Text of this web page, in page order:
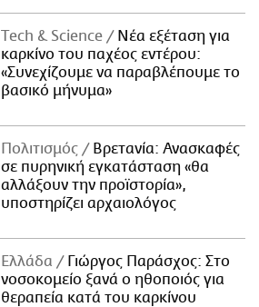
Τech & Science
Νέα εξέταση για
καρκίνο του παχέος εντέρου:
«Συνεχίζουμε να παραβλέπουμε το
βασικό μήνυμα»
Πολιτισμός
Βρετανία: Ανασκαφές
σε πυρηνική εγκατάσταση «θα
αλλάξουν την προϊστορία»,
υποστηρίζει αρχαιολόγος
Ελλάδα
Γιώργος Παράσχος: Στο
νοσοκομείο ξανά ο ηθοποιός για
θεραπεία κατά του καρκίνου